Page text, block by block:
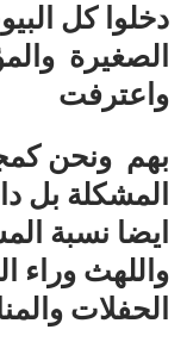
دخلوا كل
الصغيرة
واعترفت
بهم ونحن
المشكلة بل
ايضا نسبة
واللهث وراء
الحفلات